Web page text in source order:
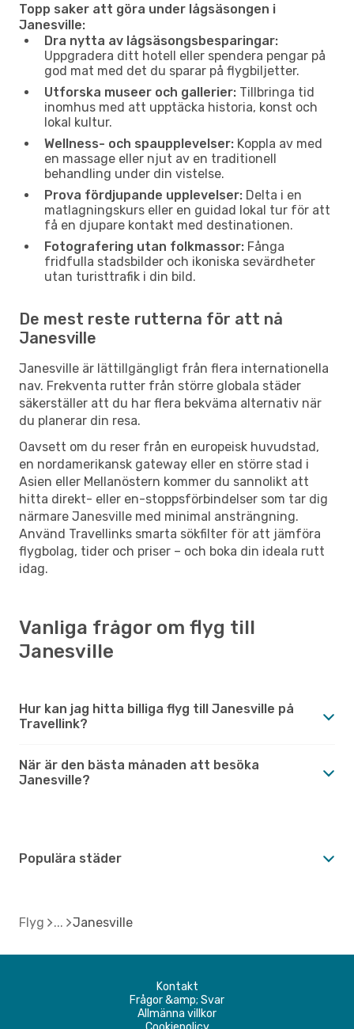
Topp saker att göra under lågsäsongen i
Janesville:
Dra nytta av lågsäsongsbesparingar:
Uppgradera ditt hotell eller spendera pengar på
god mat med det du sparar på flygbiljetter.
Utforska museer och gallerier: Tillbringa tid
inomhus med att upptäcka historia, konst och
lokal kultur.
Wellness- och spaupplevelser: Koppla av med
en massage eller njut av en traditionell
behandling under din vistelse.
Prova fördjupande upplevelser: Delta i en
matlagningskurs eller en guidad lokal tur för att
få en djupare kontakt med destinationen.
Fotografering utan folkmassor: Fånga
fridfulla stadsbilder och ikoniska sevärdheter
utan turisttrafik i din bild.
De mest reste rutterna för att nå
Janesville
Janesville är lättillgängligt från flera internationella
nav. Frekventa rutter från större globala städer
säkerställer att du har flera bekväma alternativ när
du planerar din resa.
Oavsett om du reser från en europeisk huvudstad,
en nordamerikansk gateway eller en större stad i
Asien eller Mellanöstern kommer du sannolikt att
hitta direkt- eller en-stoppsförbindelser som tar dig
närmare Janesville med minimal ansträngning.
Använd Travellinks smarta sökfilter för att jämföra
flygbolag, tider och priser – och boka din ideala rutt
idag.
Vanliga frågor om flyg till
Janesville
Hur kan jag hitta billiga flyg till Janesville på
Travellink?
När är den bästa månaden att besöka
Janesville?
Populära städer
Flyg Janesville
Kontakt
Frågor &amp; Svar
Allmänna villkor